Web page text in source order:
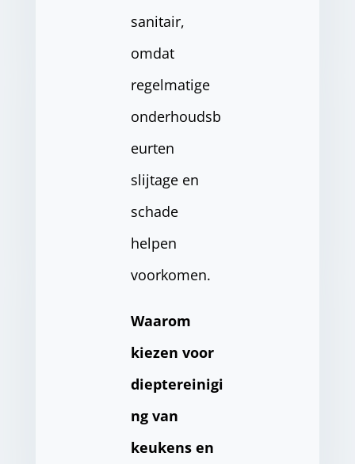
sanitair,
omdat
regelmatige
onderhoudsb
eurten
slijtage en
schade
helpen
voorkomen.
Waarom
kiezen voor
dieptereinigi
ng van
keukens en